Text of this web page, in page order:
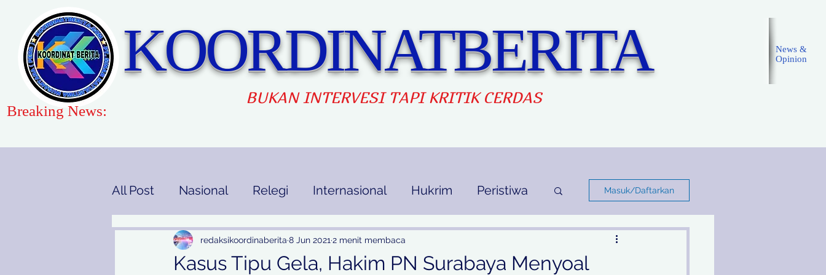
KOORDINATBERITA
BUKAN INTERVESI TAPI KRITIK CERDAS
News &
Opinion
Breaking News:
All Post Nasional Relegi Internasional Hukrim Peristiwa
Gaya Hidup Pendidikan Ekbis Opini
Masuk/Daftarkan
Kasus Tipu Gela, Hakim PN Surabaya Menyoal
redaksikoordinaberita 8 Jun 2021 2 menit membaca